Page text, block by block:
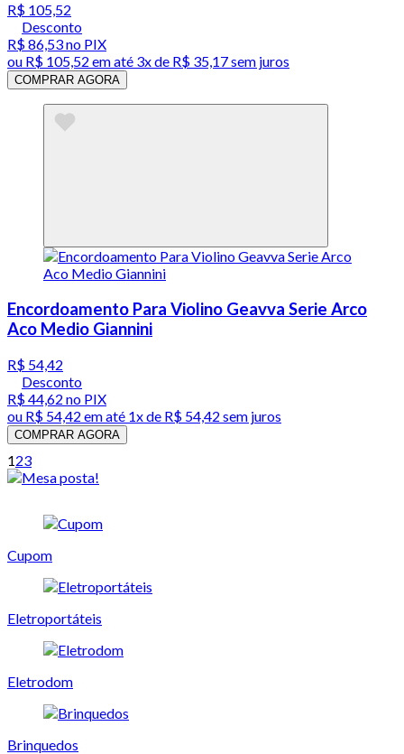
R$ 105,52
Desconto
R$ 86,53no PIX
ou R$ 105,52 em até 3x de R$ 35,17 sem juros
COMPRAR AGORA
Encordoamento Para Violino Geavva Serie Arco
Aco Medio Giannini
R$ 54,42
Desconto
R$ 44,62 no PIX
ou R$ 54,42 em até 1x de R$ 54,42 sem juros
COMPRAR AGORA
123
Cupom
Eletroportáteis
Eletrodom
Brinquedos